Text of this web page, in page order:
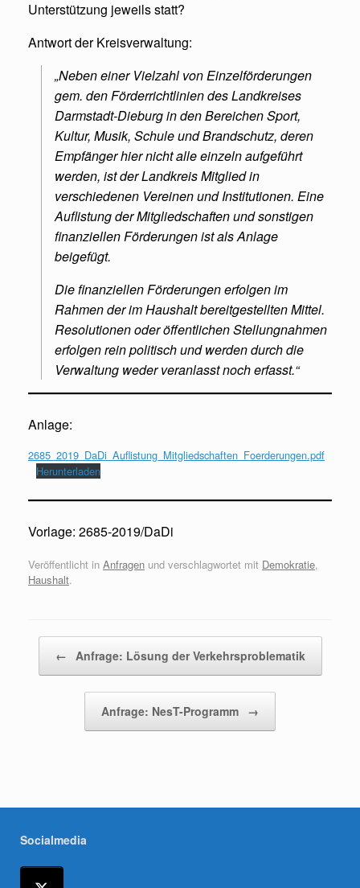
Unterstützung jeweils statt?
Antwort der Kreisverwaltung:
„Neben einer Vielzahl von Einzelförderungen
gem. den Förderrichtlinien des Landkreises
Darmstadt-Dieburg in den Bereichen Sport,
Kultur, Musik, Schule und Brandschutz, deren
Empfänger hier nicht alle einzeln aufgeführt
werden, ist der Landkreis Mitglied in
verschiedenen Vereinen und Institutionen. Eine
Auflistung der Mitgliedschaften und sonstigen
finanziellen Förderungen ist als Anlage
beigefügt.
Die finanziellen Förderungen erfolgen im
Rahmen der im Haushalt bereitgestellten Mittel.
Resolutionen oder öffentlichen Stellungnahmen
erfolgen rein politisch und werden durch die
Verwaltung weder veranlasst noch erfasst.“
Anlage:
2685_2019_DaDi_Auflistung_Mitgliedschaften_Foerderungen.pdf
Herunterladen
Vorlage: 2685-2019/DaDi
Veröffentlicht in Anfragen und verschlagwortet mit Demokratie,
Haushalt.
← Anfrage: Lösung der Verkehrsproblematik
Anfrage: NesT-Programm →
Socialmedia